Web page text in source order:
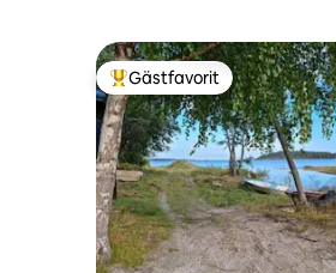
Populär gästfavorit
Gästfavorit